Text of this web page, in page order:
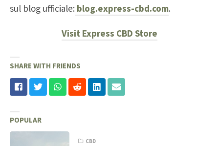
sul blog ufficiale: blog.express-cbd.com.
Visit Express CBD Store
SHARE WITH FRIENDS
POPULAR
CBD